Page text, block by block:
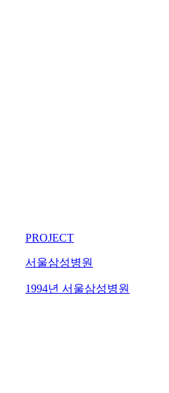
노하우로 발전과
는 tesc 입니다.
PROJECT
서울삼성병원
1994년 서울삼성병원